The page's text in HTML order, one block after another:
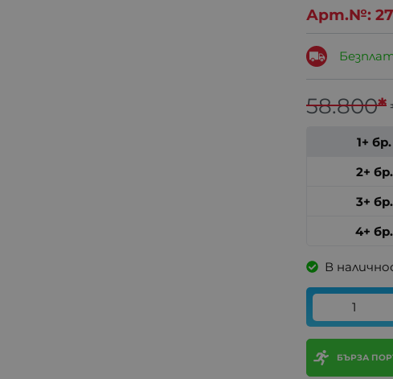
Арт.№:
58.800*
1+ бр.
2+ бр.
3+ бр.
4+ бр.
В
БЪРЗА